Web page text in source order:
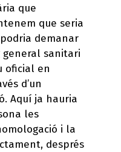
que
que seria
demanar
general sanitari
oficial en
d’un
Aquí ja hauria
les
i la
després